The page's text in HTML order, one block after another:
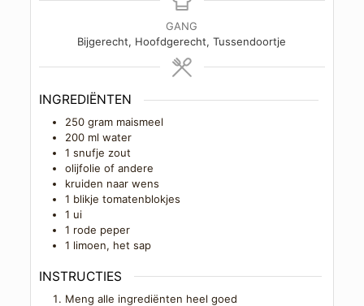
GANG
Bijgerecht, Hoofdgerecht, Tussendoortje
INGREDIËNTEN
250 gram maismeel
200 ml water
1 snufje zout
olijfolie of andere
kruiden naar wens
1 blikje tomatenblokjes
1 ui
1 rode peper
1 limoen, het sap
INSTRUCTIES
Meng alle ingrediënten heel goed